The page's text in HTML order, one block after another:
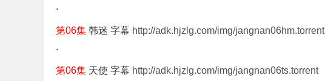
.
第06集 韩迷 字幕 http://adk.hjzlg.com/img/jangnan06hm.torrent
.
第06集 天使 字幕 http://adk.hjzlg.com/img/jangnan06ts.torrent